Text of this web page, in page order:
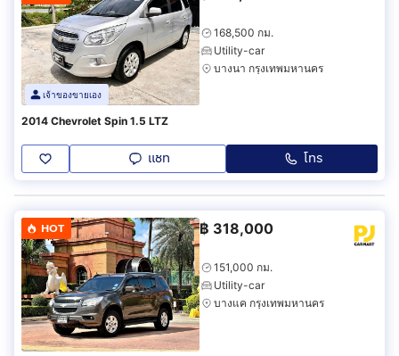
เจ้าของขายเอง
168,500 กม.
Utility-car
บางนา กรุงเทพมหานคร
2014 Chevrolet Spin 1.5 LTZ
แชท โทร
HOT ฿ 318,000
151,000 กม.
Utility-car
บางแค กรุงเทพมหานคร